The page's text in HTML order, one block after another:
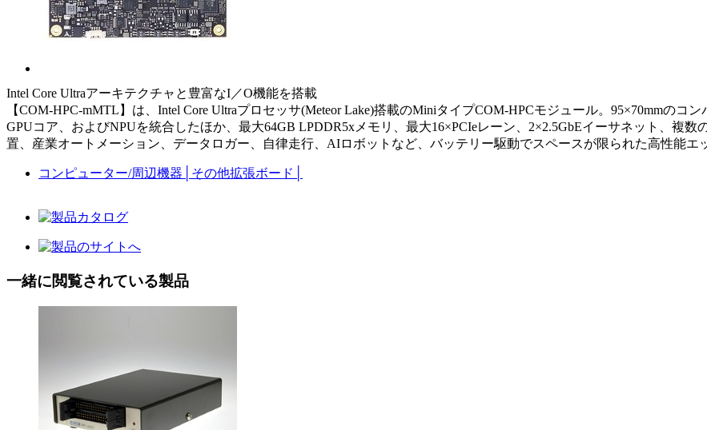
Intel Core Ultraアーキテクチャと豊富なI／O機能を搭載
【COM-HPC-mMTL】は、Intel Core Ultraプロセッサ(Meteor Lake)搭載のMiniタイプCOM-HPCモジュール。95×70mmのコ
GPUコア、およびNPUを統合したほか、最大64GB LPDDR5xメモリ、最大16×PCIeレーン、2×2.5GbEイーサネット、複
置、産業オートメーション、データロガー、自律走行、AIロボットなど、バッテリー駆動でスペースが限られた高性能エ
コンピューター/周辺機器 その他拡張ボード
一緒に閲覧されている製品